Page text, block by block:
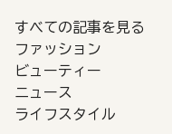
すべての記事を見る
ファッション
ビューティー
ニュース
ライフスタイル